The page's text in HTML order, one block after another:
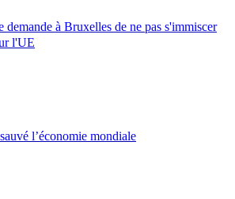
à Bruxelles de ne pas s'immiscer
l'UE
l’économie mondiale